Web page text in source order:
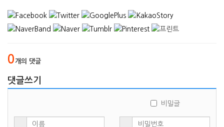
0개의 댓글
댓글쓰기
비밀글